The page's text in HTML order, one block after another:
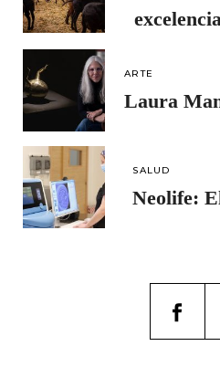
ARTE
Laura
SALUD
Neolife: